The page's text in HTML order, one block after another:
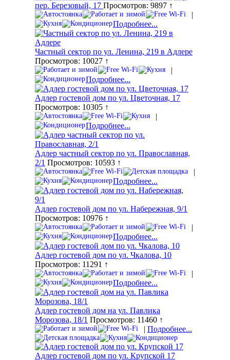
пер. Березовый, 17 Просмотров: 9897 ↑
|
Подробнее...
Частный сектор по ул. Ленина, 219 в Адлере
Просмотров: 10027 ↑
|
Подробнее...
Адлер гостевой дом по ул. Цветочная, 17
Просмотров: 10305 ↑
|
Подробнее...
Адлер частный сектор по ул. Православная,
2/1 Просмотров: 10593 ↑
|
Подробнее...
Адлер гостевой дом по ул. Набережная, 9/1
Просмотров: 10976 ↑
|
Подробнее...
Адлер гостевой дом по ул. Чкалова, 10
Просмотров: 11291 ↑
|
Подробнее...
Адлер гостевой дом на ул. Павлика
Морозова, 18/1 Просмотров: 11460 ↑
| Подробнее...
Адлер гостевой дом по ул. Крупской 17